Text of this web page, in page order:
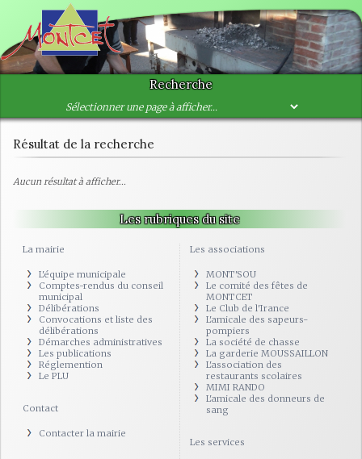
Recherche
Résultat de la recherche
Aucun résultat à afficher...
Les rubriques du site
La mairie
L'équipe municipale
Comptes-rendus du conseil
municipal
Délibérations
Convocations et liste des
délibérations
Démarches administratives
Les publications
Réglemention
Le PLU
Contact
Contacter la mairie
Les associations
MONT'SOU
Le comité des fêtes de
MONTCET
Le Club de l'Irance
L'amicale des sapeurs-
pompiers
La société de chasse
La garderie MOUSSAILLON
L'association des
restaurants scolaires
MIMI RANDO
L'amicale des donneurs de
sang
Les services